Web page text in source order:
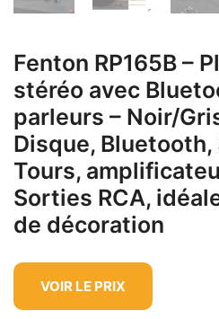
Fenton RP165B –
stéréo avec
parleurs – Noir/
Disque,
Tours,
Sorties RCA,
de décoration
VOIR LE PRIX